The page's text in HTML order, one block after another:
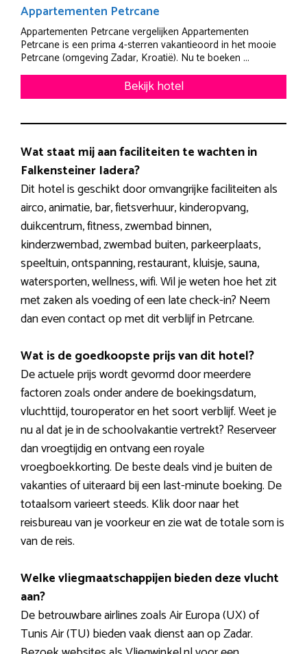
Appartementen Petrcane
Appartementen Petrcane vergelijken Appartementen
Petrcane is een prima 4-sterren vakantieoord in het mooie
Petrcane (omgeving Zadar, Kroatië). Nu te boeken ...
Bekijk hotel
Wat staat mij aan faciliteiten te wachten in
Falkensteiner Iadera?
Dit hotel is geschikt door omvangrijke faciliteiten als
airco, animatie, bar, fietsverhuur, kinderopvang,
duikcentrum, fitness, zwembad binnen,
kinderzwembad, zwembad buiten, parkeerplaats,
speeltuin, ontspanning, restaurant, kluisje, sauna,
watersporten, wellness, wifi. Wil je weten hoe het zit
met zaken als voeding of een late check-in? Neem
dan even contact op met dit verblijf in Petrcane.
Wat is de goedkoopste prijs van dit hotel?
De actuele prijs wordt gevormd door meerdere
factoren zoals onder andere de boekingsdatum,
vluchttijd, touroperator en het soort verblijf. Weet je
nu al dat je in de schoolvakantie vertrekt? Reserveer
dan vroegtijdig en ontvang een royale
vroegboekkorting. De beste deals vind je buiten de
vakanties of uiteraard bij een last-minute boeking. De
totaalsom varieert steeds. Klik door naar het
reisbureau van je voorkeur en zie wat de totale som is
van de reis.
Welke vliegmaatschappijen bieden deze vlucht
aan?
De betrouwbare airlines zoals Air Europa (UX) of
Tunis Air (TU) bieden vaak dienst aan op Zadar.